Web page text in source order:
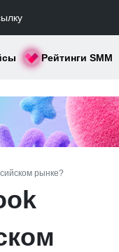
Рейтинги SMM
рынке?